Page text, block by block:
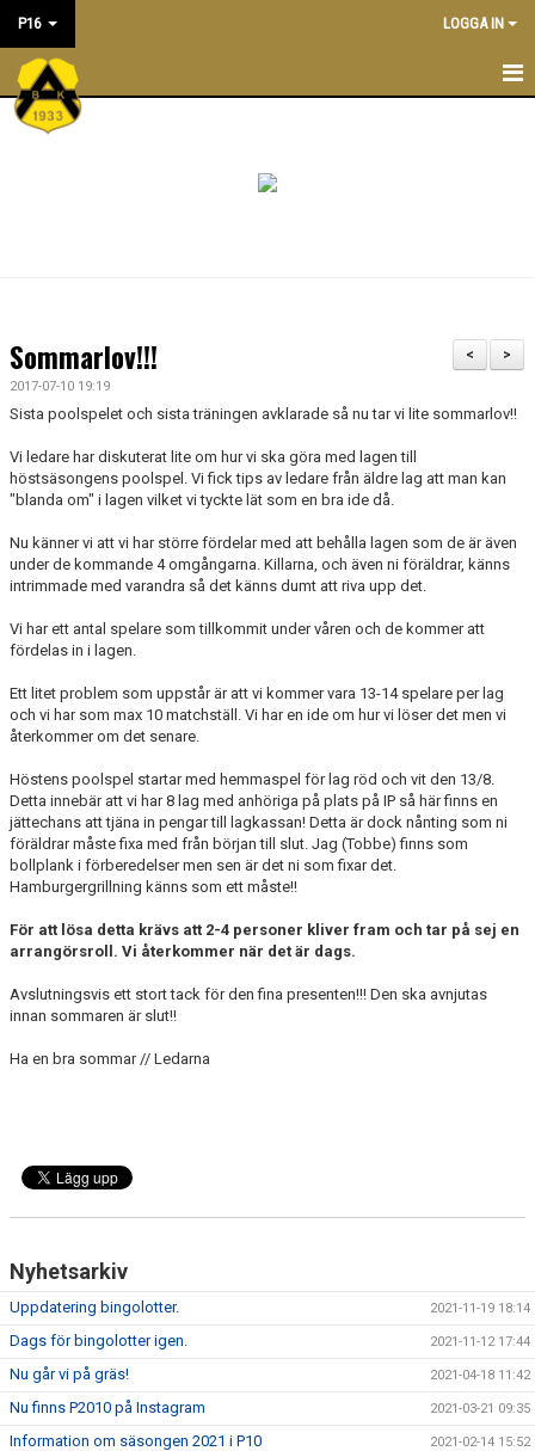
P16 LOGGA IN
P16
LEDARE
DOKUMENT
BILDGALLERI/ POOLSPELSREFERAT
>
<
Sommarlov!!!
2017-07-10 19:19
Sista poolspelet och sista träningen avklarade så nu tar vi lite sommarlov!!
Vi ledare har diskuterat lite om hur vi ska göra med lagen till
höstsäsongens poolspel. Vi fick tips av ledare från äldre lag att man kan
"blanda om" i lagen vilket vi tyckte lät som en bra ide då.
Nu känner vi att vi har större fördelar med att behålla lagen som de är även
under de kommande 4 omgångarna. Killarna, och även ni föräldrar, känns
intrimmade med varandra så det känns dumt att riva upp det.
Vi har ett antal spelare som tillkommit under våren och de kommer att
fördelas in i lagen.
Ett litet problem som uppstår är att vi kommer vara 13-14 spelare per lag
och vi har som max 10 matchställ. Vi har en ide om hur vi löser det men vi
återkommer om det senare.
Höstens poolspel startar med hemmaspel för lag röd och vit den 13/8.
Detta innebär att vi har 8 lag med anhöriga på plats på IP så här finns en
jättechans att tjäna in pengar till lagkassan! Detta är dock nånting som ni
föräldrar måste fixa med från början till slut. Jag (Tobbe) finns som
bollplank i förberedelser men sen är det ni som fixar det.
Hamburgergrillning känns som ett måste!!
För att lösa detta krävs att 2-4 personer kliver fram och tar på sej en
arrangörsroll. Vi återkommer när det är dags.
Avslutningsvis ett stort tack för den fina presenten!!! Den ska avnjutas
innan sommaren är slut!!
Ha en bra sommar // Ledarna
Nyhetsarkiv
Uppdatering bingolotter. 2021-11-19 18:14
Dags för bingolotter igen. 2021-11-12 17:44
Nu går vi på gräs! 2021-04-18 11:42
Nu finns P2010 på Instagram 2021-03-21 09:35
Information om säsongen 2021 i P10 2021-02-14 15:52